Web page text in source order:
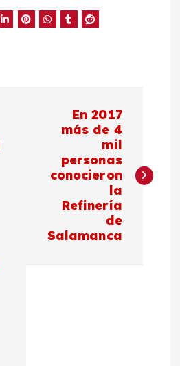
En 2017
más de 4
mil
personas
conocieron
la
Refinería
de
Salamanca